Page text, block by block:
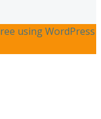
using WordPress